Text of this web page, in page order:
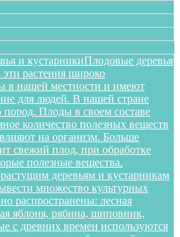
и кустарникиПлодовые деревья
растения широко
в нашей местности и имеют
для людей. В нашей стране
пород. Плоды в своем составе
количество полезных веществ
на организм. Больше
свежий плод, при обработке
полезные вещества.
деревьям и кустарникам
множество культурных
распространены: лесная
яблоня, рябина, шиповник,
с древних времен используются